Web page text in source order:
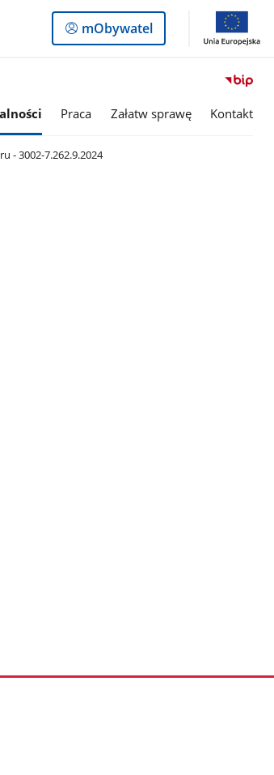
Logowanie
do
mObywatel
Praca Załatw sprawę Kontakt
- 3002-7.262.9.2024